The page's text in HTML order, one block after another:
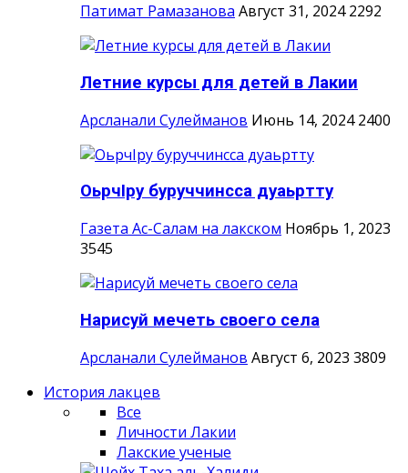
Патимат Рамазанова Август 31, 2024 2292
Летние курсы для детей в Лакии
Арсланали Сулейманов Июнь 14, 2024 2400
ОьрчIру буруччинсса дуаьртту
Газета Ас-Салам на лакском Ноябрь 1, 2023
3545
Нарисуй мечеть своего села
Арсланали Сулейманов Август 6, 2023 3809
История лакцев
Все
Личности Лакии
Лакские ученые